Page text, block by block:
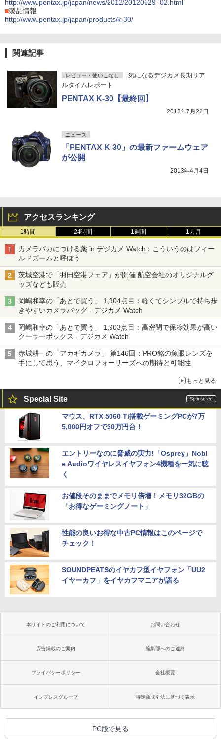
http://www.pentax.jp/japan/news/2012/20120529_02.html
■製品情報
http://www.pentax.jp/japan/products/k-30/
関連記事
レビュー・使いこなし
気になるデジカメ長期リア
ルタイムレポート
PENTAX K-30【最終回】
2013年7月22日
ニュース
「PENTAX K-30」の最新ファームウェア
が公開
2013年4月4日
アクセスランキング
1時間 24時間 1週間 1カ月
カメラバカにつける薬 in デジカメ Watch：こういうのはフィー
ルドズームと呼ぼう
茨城空港で「羽田空港フェア」が開催 航空会社のオリジナルグ
ッズなども販売
岡嶋和幸の「あとで買う」 1,904点目：軽くてシンプルで持ち歩
きやすいカメラバッグ - デジカメ Watch
岡嶋和幸の「あとで買う」 1,903点目：高密閉で保冷効果が高い
クーラーボックス - デジカメ Watch
赤城耕一の「アカギカメラ」 第146回：PRO銘の魚眼レンズを
手にして思う、マイクロフォーサーズへの期待と可能性
もっと見る
Special Site
マウス、RTX 5060 Ti搭載ゲーミングPCが7万
5,000円オフで30万円台！
エントリーなのに脅威の実力!「Osprey」Nobl
e Audioワイヤレスイヤフォン4機種を一気に聴
く
お値段そのままでメモリ倍増！メモリ32GBの
「お得なゲーミングノート」
性能の良いお得な中古PC情報はこのページで
チェック！
SOUNDPEATSのイヤカフ型イヤフォン「UU2
イヤーカフ」をイヤカフマニアが語る
本サイトのご利用について お問い合わせ
広告掲載のご案内 編集部へのご連絡
プライバシーポリシー 会社概要
インプレスグループ 特定商取引法に基づく表示
PC版で見る